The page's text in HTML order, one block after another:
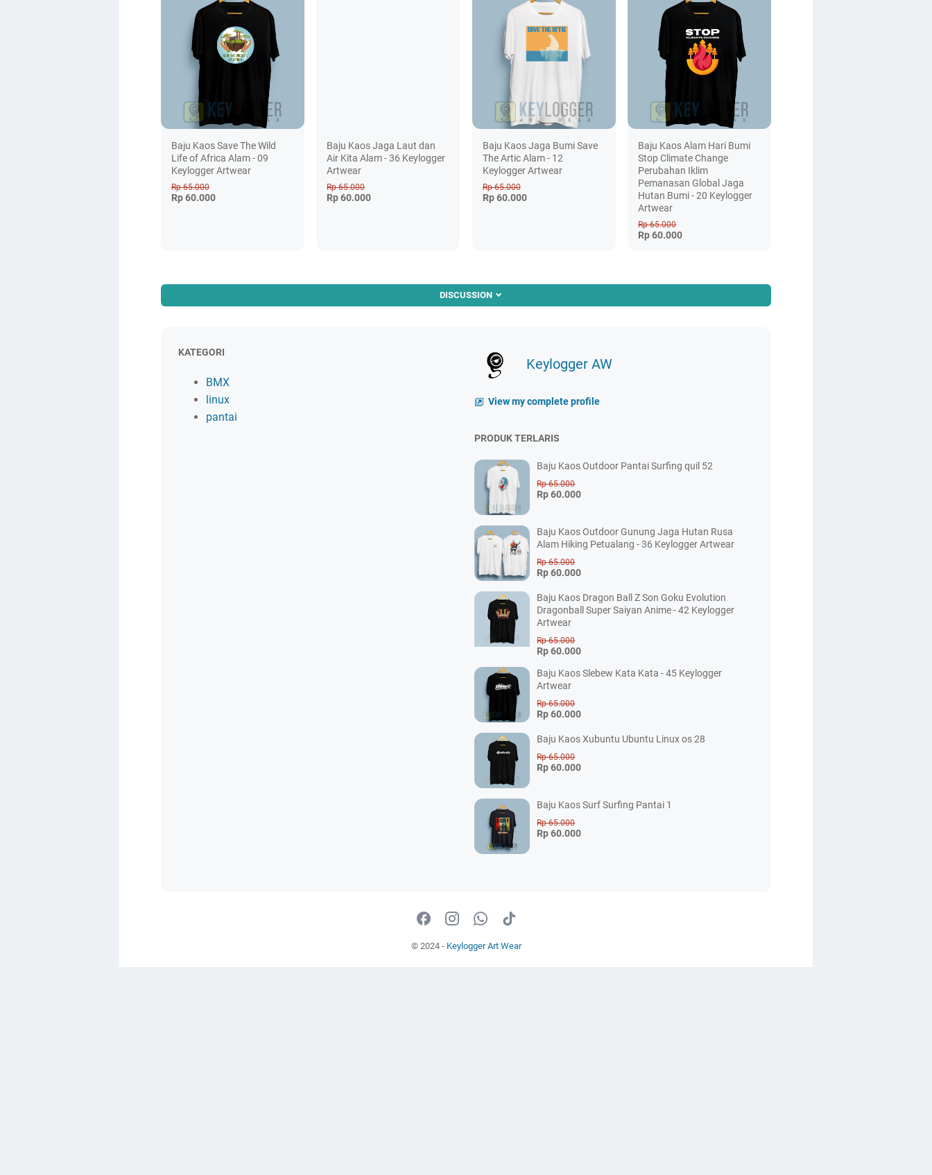
Baju Kaos Save The Wild
Life of Africa Alam - 09
Keylogger Artwear
Rp 65.000
Rp 60.000
Baju Kaos Jaga Laut dan
Air Kita Alam - 36 Keylogger
Artwear
Rp 65.000
Rp 60.000
Baju Kaos Jaga Bumi Save
The Artic Alam - 12
Keylogger Artwear
Rp 65.000
Rp 60.000
Baju Kaos Alam Hari Bumi
Stop Climate Change
Perubahan Iklim
Pemanasan Global Jaga
Hutan Bumi - 20 Keylogger
Artwear
Rp 65.000
Rp 60.000
DISCUSSION
KATEGORI
BMX
linux
pantai
Keylogger AW
View my complete profile
PRODUK TERLARIS
Baju Kaos Outdoor Pantai Surfing quil 52
Rp 65.000
Rp 60.000
Baju Kaos Outdoor Gunung Jaga Hutan Rusa
Alam Hiking Petualang - 36 Keylogger Artwear
Rp 65.000
Rp 60.000
Baju Kaos Dragon Ball Z Son Goku Evolution
Dragonball Super Saiyan Anime - 42 Keylogger
Artwear
Rp 65.000
Rp 60.000
Baju Kaos Slebew Kata Kata - 45 Keylogger
Artwear
Rp 65.000
Rp 60.000
Baju Kaos Xubuntu Ubuntu Linux os 28
Rp 65.000
Rp 60.000
Baju Kaos Surf Surfing Pantai 1
Rp 65.000
Rp 60.000
© 2024 - Keylogger Art Wear